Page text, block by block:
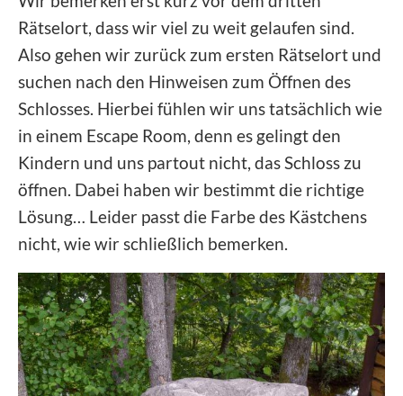
Rätselort, dass wir viel zu weit gelaufen sind.
Also gehen wir zurück zum ersten Rätselort und
suchen nach den Hinweisen zum Öffnen des
Schlosses. Hierbei fühlen wir uns tatsächlich wie
in einem Escape Room, denn es gelingt den
Kindern und uns partout nicht, das Schloss zu
öffnen. Dabei haben wir bestimmt die richtige
Lösung… Leider passt die Farbe des Kästchens
nicht, wie wir schließlich bemerken.